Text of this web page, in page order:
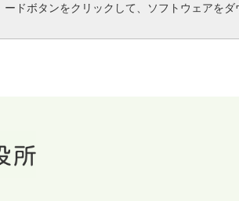
ードボタンをクリックして、ソフトウェアを